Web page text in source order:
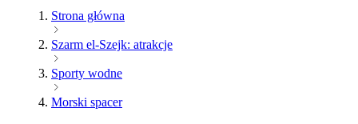
Strona główna
Szarm el-Szejk: atrakcje
Sporty wodne
Morski spacer